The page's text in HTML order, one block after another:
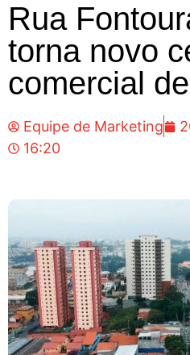
Rua
torna novo
comercial
Equipe de Marketing
16:20